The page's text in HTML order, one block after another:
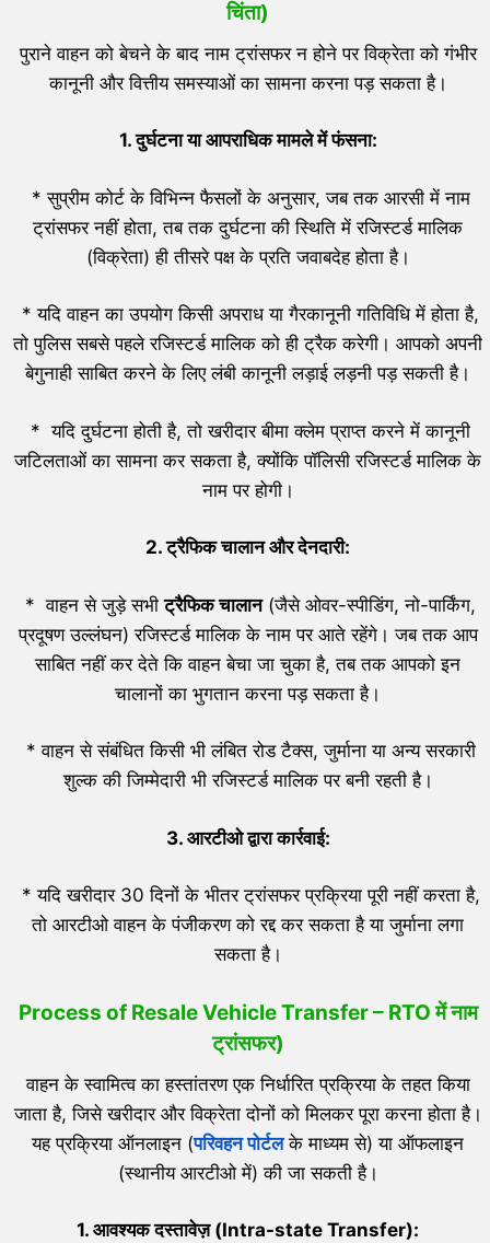
चिंता)
पुराने वाहन को बेचने के बाद नाम ट्रांसफर न होने पर विक्रेता को गंभीर
कानूनी और वित्तीय समस्याओं का सामना करना पड़ सकता है।
1.दुर्घटना या आपराधिक मामले में फंसना:
* सुप्रीम कोर्ट के विभिन्न फैसलों के अनुसार, जब तक आरसी में नाम
ट्रांसफर नहीं होता, तब तक दुर्घटना की स्थिति में रजिस्टर्ड मालिक
(विक्रेता) ही तीसरे पक्ष के प्रति जवाबदेह होता है।
* यदि वाहन का उपयोग किसी अपराध या गैरकानूनी गतिविधि में होता है,
तो पुलिस सबसे पहले रजिस्टर्ड मालिक को ही ट्रैक करेगी। आपको अपनी
बेगुनाही साबित करने के लिए लंबी कानूनी लड़ाई लड़नी पड़ सकती है।
* यदि दुर्घटना होती है, तो खरीदार बीमा क्लेम प्राप्त करने में कानूनी
जटिलताओं का सामना कर सकता है, क्योंकि पॉलिसी रजिस्टर्ड मालिक के
नाम पर होगी।
2.ट्रैफिक चालान और देनदारी:
* वाहन से जुड़े सभीट्रैफिक चालान(जैसे ओवर-स्पीडिंग, नो-पार्किंग,
प्रदूषण उल्लंघन) रजिस्टर्ड मालिक के नाम पर आते रहेंगे। जब तक आप
साबित नहीं कर देते कि वाहन बेचा जा चुका है, तब तक आपको इन
चालानों का भुगतान करना पड़ सकता है।
* वाहन से संबंधित किसी भी लंबित रोड टैक्स, जुर्माना या अन्य सरकारी
शुल्क की जिम्मेदारी भी रजिस्टर्ड मालिक पर बनी रहती है।
3. आरटीओ द्वारा कार्रवाई:
* यदि खरीदार 30 दिनों के भीतर ट्रांसफर प्रक्रिया पूरी नहीं करता है,
तो आरटीओ वाहन के पंजीकरण को रद्द कर सकता है या जुर्माना लगा
सकता है।
Process of Resale Vehicle Transfer – RTO में नाम
ट्रांसफर)
वाहन के स्वामित्व का हस्तांतरण एक निर्धारित प्रक्रिया के तहत किया
जाता है, जिसे खरीदार और विक्रेता दोनों को मिलकर पूरा करना होता है।
यह प्रक्रिया ऑनलाइन (परिवहन पोर्टलके माध्यम से) या ऑफलाइन
(स्थानीय आरटीओ में) की जा सकती है।
1. आवश्यक दस्तावेज़ (Intra-state Transfer):